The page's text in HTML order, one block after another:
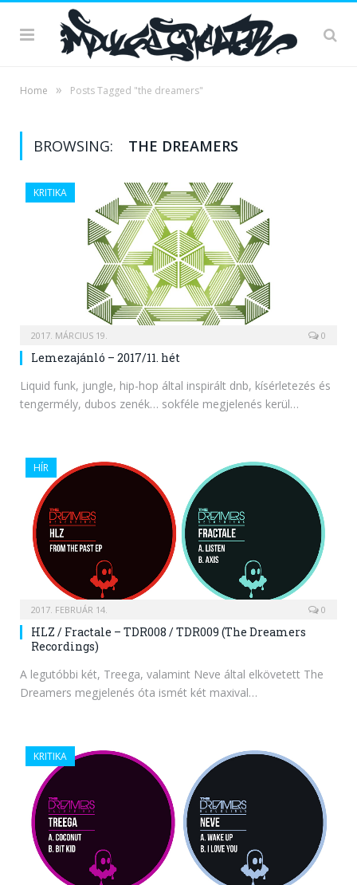
Home » Posts Tagged "the dreamers"
BROWSING: THE DREAMERS
KRITIKA
2017. MÁRCIUS 19. 0
Lemezajánló – 2017/11. hét
Liquid funk, jungle, hip-hop által inspirált dnb, kísérletezés és
tengermély, dubos zenék… sokféle megjelenés kerül…
HÍR
2017. FEBRUÁR 14. 0
HLZ / Fractale – TDR008 / TDR009 (The Dreamers
Recordings)
A legutóbbi két, Treega, valamint Neve által elkövetett The
Dreamers megjelenés óta ismét két maxival…
KRITIKA